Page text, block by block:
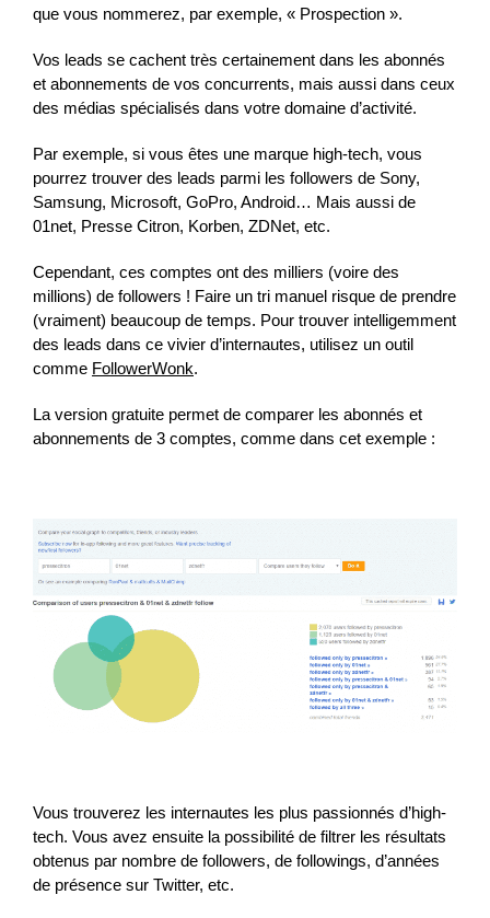
que vous nommerez, par exemple, « Prospection ».
Vos leads se cachent très certainement dans les abonnés
et abonnements de vos concurrents, mais aussi dans ceux
des médias spécialisés dans votre domaine d’activité.
Par exemple, si vous êtes une marque high-tech, vous
pourrez trouver des leads parmi les followers de Sony,
Samsung, Microsoft, GoPro, Android… Mais aussi de
01net, Presse Citron, Korben, ZDNet, etc.
Cependant, ces comptes ont des milliers (voire des
millions) de followers ! Faire un tri manuel risque de prendre
(vraiment) beaucoup de temps. Pour trouver intelligemment
des leads dans ce vivier d’internautes, utilisez un outil
comme FollowerWonk.
La version gratuite permet de comparer les abonnés et
abonnements de 3 comptes, comme dans cet exemple :
Vous trouverez les internautes les plus passionnés d’high-
tech. Vous avez ensuite la possibilité de filtrer les résultats
obtenus par nombre de followers, de followings, d’années
de présence sur Twitter, etc.